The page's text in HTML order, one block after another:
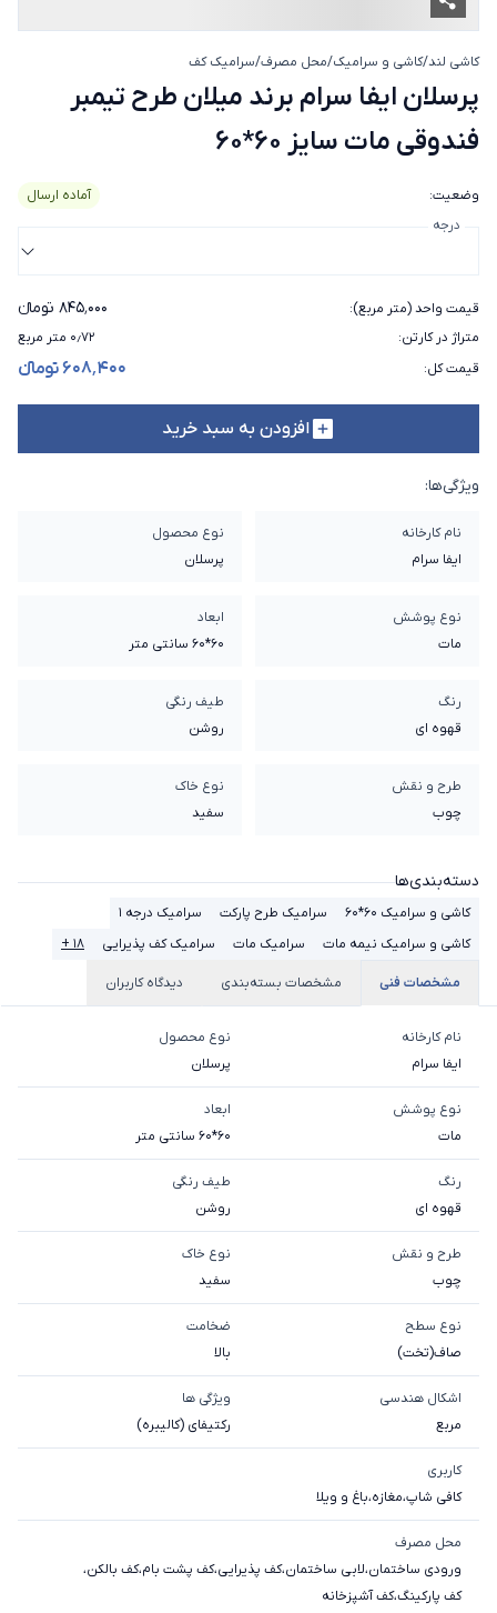
کاشی لند/کاشی و سرامیک/محل مصرف/سرامیک کف
پرسلان ایفا سرام برند میلان طرح تیمبر
فندوقی مات سایز 60*60
وضعیت:
آماده ارسال
درجه
قیمت واحد (متر مربع): ۸۴۵٬۰۰۰ تومانء
متراژ در کارتن:
۰٫۷۲ متر مربع
قیمت کل: ۶۰۸٬۴۰۰ تومانء
افزودن به سبد خرید
ویژگی‌ها:
نام کارخانه
ایفا سرام
نوع محصول
پرسلان
نوع پوشش
مات
ابعاد
60*60 سانتی متر
رنگ
قهوه ای
طیف رنگی
روشن
طرح و نقش
چوب
نوع خاک
سفيد
دسته‌بندی‌ها
کاشی و سرامیک 60*60 سرامیک طرح پارکت
سرامیک درجه 1
کاشی و سرامیک نیمه مات
سرامیک مات سرامیک کف پذیرایی ۱۸ +
مشخصات فنی مشخصات بسته‌بندی دیدگاه کاربران
نام کارخانه
ایفا سرام
نوع محصول
پرسلان
نوع پوشش
مات
ابعاد
60*60 سانتی متر
رنگ
قهوه ای
طیف رنگی
روشن
طرح و نقش
چوب
نوع خاک
سفيد
نوع سطح
صاف(تخت)
ضخامت
بالا
اشکال هندسی
مربع
ویژگی ها
رکتیفای (کالیبره)
کاربری
کافی شاپ،مغازه،باغ و ویلا
محل مصرف
ورودی ساختمان،لابی ساختمان،کف پذیرایی،کف پشت بام،کف بالکن،
کف پارکینگ،کف آشپزخانه